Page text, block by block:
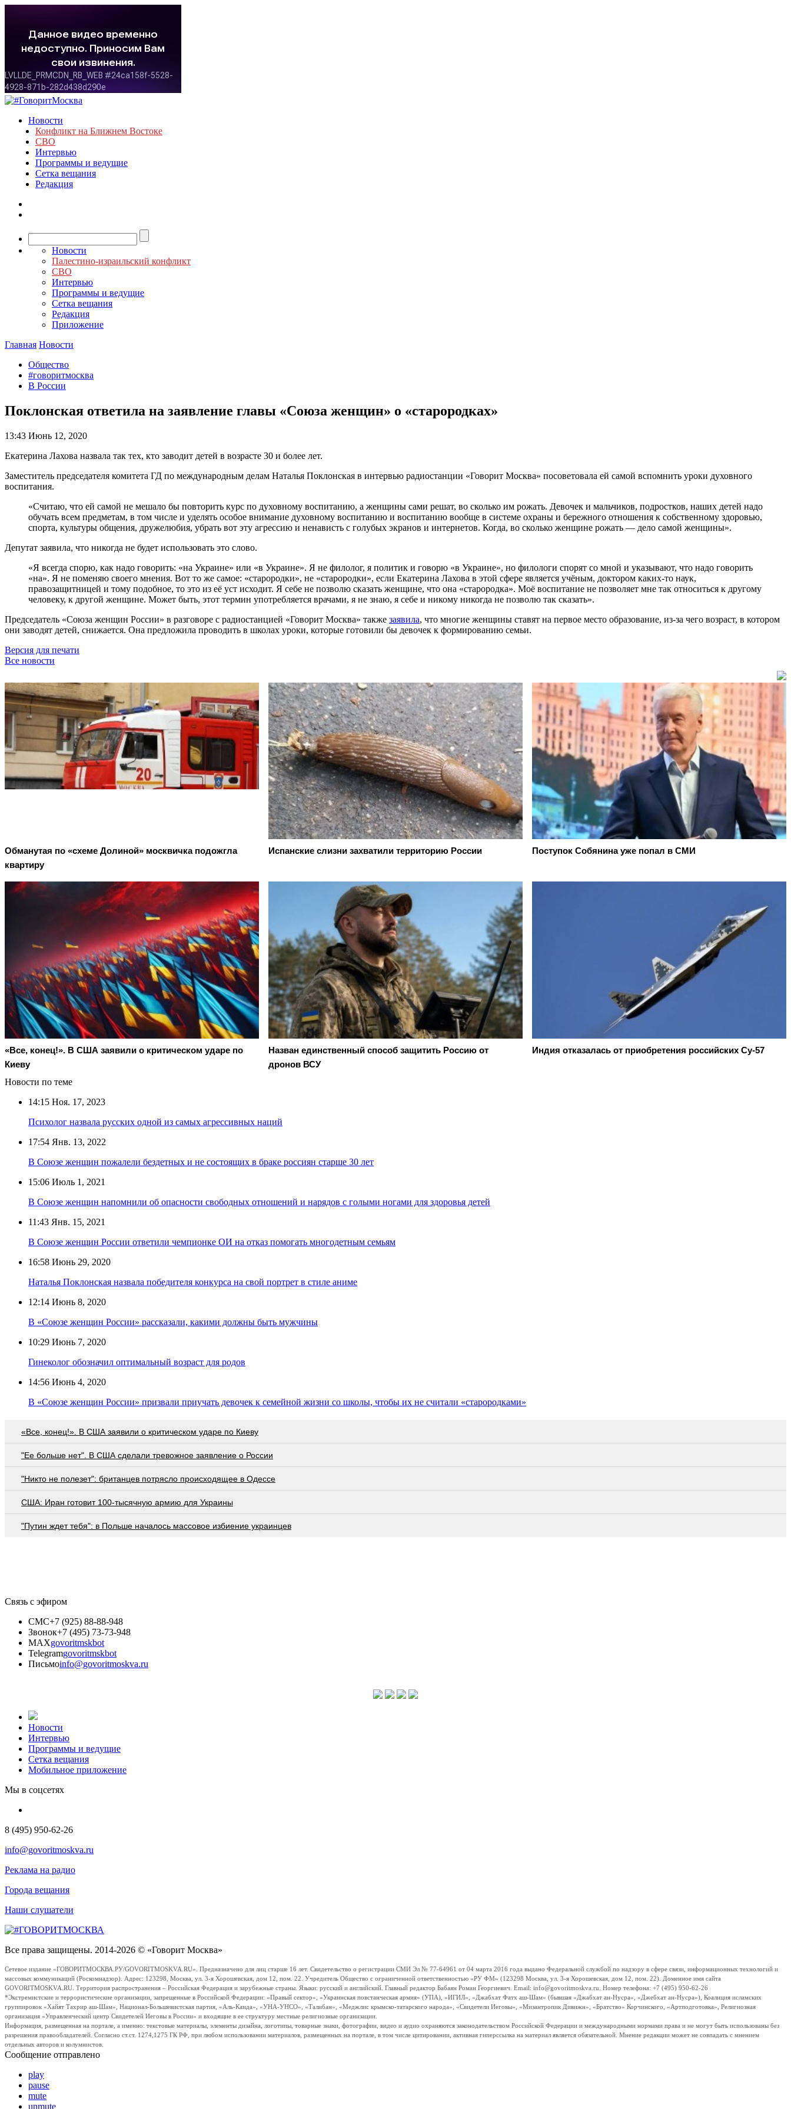
Новости
Конфликт на Ближнем Востоке
СВО
Интервью
Программы и ведущие
Сетка вещания
Редакция
Новости
Палестино-израильский конфликт
СВО
Интервью
Программы и ведущие
Сетка вещания
Редакция
Приложение
Главная Новости
Общество
#говоритмосква
В России
Поклонская ответила на заявление главы «Союза женщин» о «старородках»
13:43 Июнь 12, 2020
Екатерина Лахова назвала так тех, кто заводит детей в возрасте 30 и более лет.
Заместитель председателя комитета ГД по международным делам Наталья Поклонская в интервью радиостанции «Говорит Москва» посоветовала ей самой вспомнить уроки духовного
воспитания.
«Считаю, что ей самой не мешало бы повторить курс по духовному воспитанию, а женщины сами решат, во сколько им рожать. Девочек и мальчиков, подростков, наших детей надо
обучать всем предметам, в том числе и уделять особое внимание духовному воспитанию и воспитанию вообще в системе охраны и бережного отношения к собственному здоровью,
спорта, культуры общения, дружелюбия, убрать вот эту агрессию и ненависть с голубых экранов и интернетов. Когда, во сколько женщине рожать — дело самой женщины».
Депутат заявила, что никогда не будет использовать это слово.
«Я всегда спорю, как надо говорить: «на Украине» или «в Украине». Я не филолог, я политик и говорю «в Украине», но филологи спорят со мной и указывают, что надо говорить
«на». Я не поменяю своего мнения. Вот то же самое: «старородки», не «старородки», если Екатерина Лахова в этой сфере является учёным, доктором каких-то наук,
правозащитницей и тому подобное, то это из её уст исходит. Я себе не позволю сказать женщине, что она «старородка». Моё воспитание не позволяет мне так относиться к другому
человеку, к другой женщине. Может быть, этот термин употребляется врачами, я не знаю, я себе и никому никогда не позволю так сказать».
Председатель «Союза женщин России» в разговоре с радиостанцией «Говорит Москва» также заявила, что многие женщины ставят на первое место образование, из-за чего возраст, в котором
они заводят детей, снижается. Она предложила проводить в школах уроки, которые готовили бы девочек к формированию семьи.
Версия для печати
Все новости
Обманутая по «схеме Долиной» москвичка подожгла
квартиру
Испанские слизни захватили территорию России Поступок Собянина уже попал в СМИ
«Все, конец!». В США заявили о критическом ударе по
Киеву
Назван единственный способ защитить Россию от
дронов ВСУ
Индия отказалась от приобретения российских Су-57
Новости по теме
14:15 Ноя. 17, 2023
Психолог назвала русских одной из самых агрессивных наций
17:54 Янв. 13, 2022
В Союзе женщин пожалели бездетных и не состоящих в браке россиян старше 30 лет
15:06 Июль 1, 2021
В Союзе женщин напомнили об опасности свободных отношений и нарядов с голыми ногами для здоровья детей
11:43 Янв. 15, 2021
В Союзе женщин России ответили чемпионке ОИ на отказ помогать многодетным семьям
16:58 Июнь 29, 2020
Наталья Поклонская назвала победителя конкурса на свой портрет в стиле аниме
12:14 Июнь 8, 2020
В «Союзе женщин России» рассказали, какими должны быть мужчины
10:29 Июнь 7, 2020
Гинеколог обозначил оптимальный возраст для родов
14:56 Июнь 4, 2020
В «Союзе женщин России» призвали приучать девочек к семейной жизни со школы, чтобы их не считали «старородками»
«Все, конец!». В США заявили о критическом ударе по Киеву
"Ее больше нет". В США сделали тревожное заявление о России
"Никто не полезет": британцев потрясло происходящее в Одессе
США: Иран готовит 100-тысячную армию для Украины
"Путин ждет тебя": в Польше началось массовое избиение украинцев
Связь с эфиром
СМС+7 (925) 88-88-948
Звонок+7 (495) 73-73-948
MAXgovoritmskbot
Telegramgovoritmskbot
Письмоinfo@govoritmoskva.ru
Новости
Интервью
Программы и ведущие
Сетка вещания
Мобильное приложение
Мы в соцсетях
8 (495) 950-62-26
info@govoritmoskva.ru
Реклама на радио
Города вещания
Наши слушатели
Все права защищены. 2014-2026 © «Говорит Москва»
Сетевое издание «ГОВОРИТМОСКВА.РУ/GOVORITMOSKVA.RU». Предназначено для лиц старше 16 лет. Свидетельство о регистрации СМИ Эл № 77-64961 от 04 марта 2016 года выдано Федеральной службой по надзору в сфере связи, информационных технологий и
массовых коммуникаций (Роскомнадзор). Адрес: 123298, Москва, ул. 3-я Хорошевская, дом 12, пом. 22. Учредитель Общество с ограниченной ответственностью «РУ ФМ» (123298 Москва, ул. 3-я Хорошевская, дом 12, пом. 22). Доменное имя сайта
GOVORITMOSKVA.RU. Территория распространения – Российская Федерация и зарубежные страны. Языки: русский и английский. Главный редактор Бабаян Роман Георгиевич. Email: info@govoritmoskva.ru. Номер телефона: +7 (495) 950-62-26
*Экстремистские и террористические организации, запрещенные в Российской Федерации: «Правый сектор», «Украинская повстанческая армия» (УПА), «ИГИЛ», «Джабхат Фатх аш-Шам» (бывшая «Джабхат ан-Нусра», «Джебхат ан-Нусра»), Коалиция исламских
группировок «Хайят Тахрир аш-Шам», Национал-Большевистская партия, «Аль-Каида», «УНА-УНСО», «Талибан», «Меджлис крымско-татарского народа», «Свидетели Иеговы», «Мизантропик Дивижн», «Братство» Корчинского, «Артподготовка», Религиозная
организация «Управленческий центр Свидетелей Иеговы в России» и входящие в ее структуру местные религиозные организации.
Информация, размещенная на портале, а именно: текстовые материалы, элементы дизайна, логотипы, товарные знаки, фотографии, видео и аудио охраняются законодательством Российской Федерации и международными нормами права и не могут быть использованы без
разрешения правообладателей. Согласно ст.ст. 1274,1275 ГК РФ, при любом использовании материалов, размещенных на портале, в том числе цитировании, активная гиперссылка на материал является обязательной. Мнение редакции может не совпадать с мнением
отдельных авторов и колумнистов.
Сообщение отправлено
play
pause
mute
unmute